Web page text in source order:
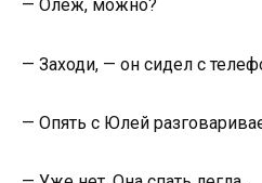
— Олеж, можно?
— Заходи, — он сидел с
— Опять с Юлей